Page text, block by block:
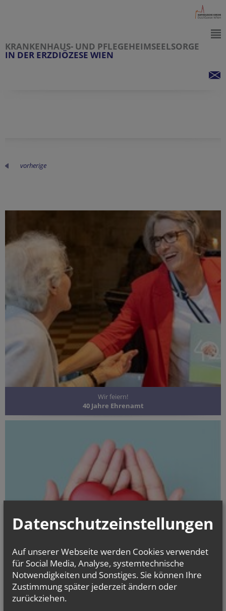
KRANKENHAUS- UND PFLEGEHEIMSEELSORGE
IN DER ERZDIÖZESE WIEN
vorherige
Wir feiern!
40 Jahre Ehrenamt
Datenschutzeinstellungen
Auf unserer Webseite werden Cookies verwendet
für Social Media, Analyse, systemtechnische
Notwendigkeiten und Sonstiges. Sie können Ihre
Zustimmung später jederzeit ändern oder
zurückziehen.